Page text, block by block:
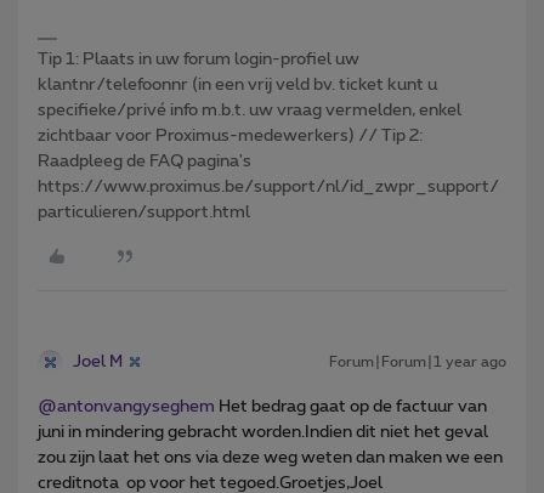
Tip 1: Plaats in uw forum login-profiel uw
klantnr/telefoonnr (in een vrij veld bv. ticket kunt u
specifieke/privé info m.b.t. uw vraag vermelden, enkel
zichtbaar voor Proximus-medewerkers) // Tip 2:
Raadpleeg de FAQ pagina's
https://www.proximus.be/support/nl/id_zwpr_support/
particulieren/support.html
Joel M Forum|Forum|1 year ago
@antonvangyseghem Het bedrag gaat op de factuur van
juni in mindering gebracht worden.Indien dit niet het geval
zou zijn laat het ons via deze weg weten dan maken we een
creditnota op voor het tegoed.Groetjes,Joel